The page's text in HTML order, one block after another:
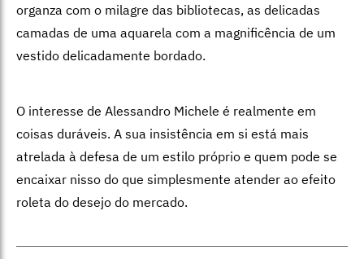
organza com o milagre das bibliotecas, as delicadas
camadas de uma aquarela com a magnificência de um
vestido delicadamente bordado.
O interesse de Alessandro Michele é realmente em
coisas duráveis. A sua insistência em si está mais
atrelada à defesa de um estilo próprio e quem pode se
encaixar nisso do que simplesmente atender ao efeito
roleta do desejo do mercado.